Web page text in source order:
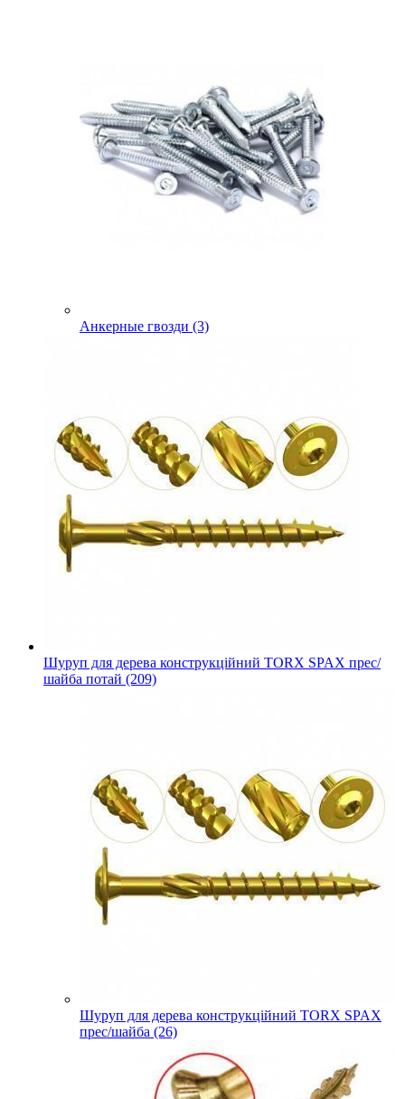
Анкерные гвозди (3)
Шуруп для дерева конструкційний TORX SPAX прес/
шайба потай (209)
Шуруп для дерева конструкційний TORX SPAX
прес/шайба (26)